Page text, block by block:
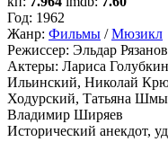
Год: 1962
Жанр: Фильмы /Мюзикл
Режиссер: Эльдар Рязанов
Актеры: Лариса
Ильинский, Николай
Ходурский, Татьяна
Владимир Ширяев
Исторический анекдот,